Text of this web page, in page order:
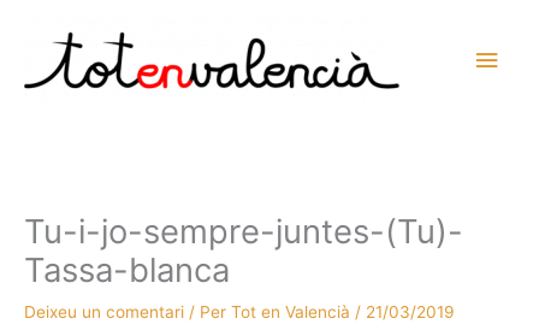
contingut
Tu-i-jo-sempre-juntes-(Tu)-
Tassa-blanca
Deixeu un comentari / Per Tot en Valencià / 21/03/2019